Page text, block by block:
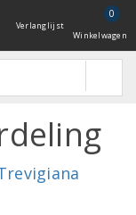
Verlanglijst
0
Winkelwagen